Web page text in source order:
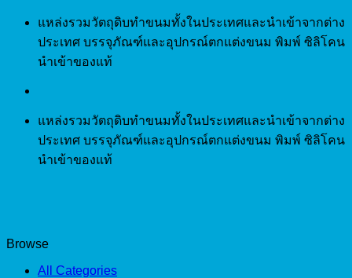
Skip
content
แหล่งรวมวัตถุดิบทำขนมทั้งในประเทศและนำเข้าจากต่าง
ประเทศ บรรจุภัณฑ์และอุปกรณ์ตกแต่งขนม พิมพ์ ซิลิโคน
นำเข้าของแท้
แหล่งรวมวัตถุดิบทำขนมทั้งในประเทศและนำเข้าจากต่าง
ประเทศ บรรจุภัณฑ์และอุปกรณ์ตกแต่งขนม พิมพ์ ซิลิโคน
นำเข้าของแท้
Browse
All Categories